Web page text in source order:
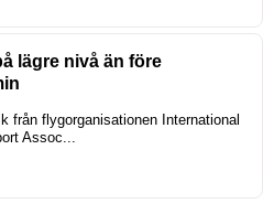
lägre nivå än före
från flygorganisationen International
Assoc...